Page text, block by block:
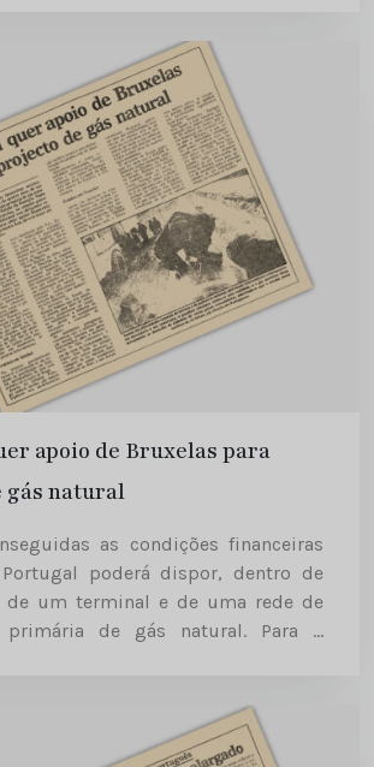
apoio de Bruxelas para
gás natural
as condições financeiras
Portugal poderá dispor, dentro de
de um terminal e de uma rede de
primária de gás natural. Para o